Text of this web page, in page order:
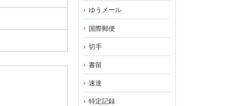
ゆうメール
国際郵便
切手
書留
速達
特定記録